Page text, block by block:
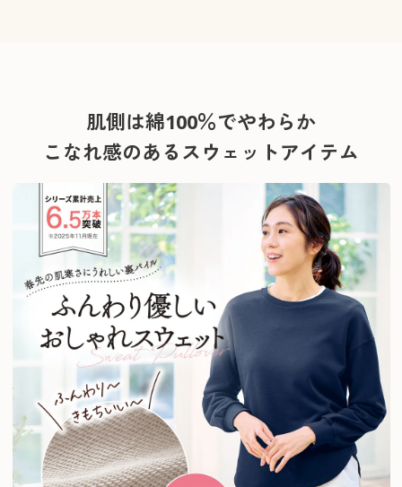
肌側は綿100％でやわらか
こなれ感のあるスウェットアイテム